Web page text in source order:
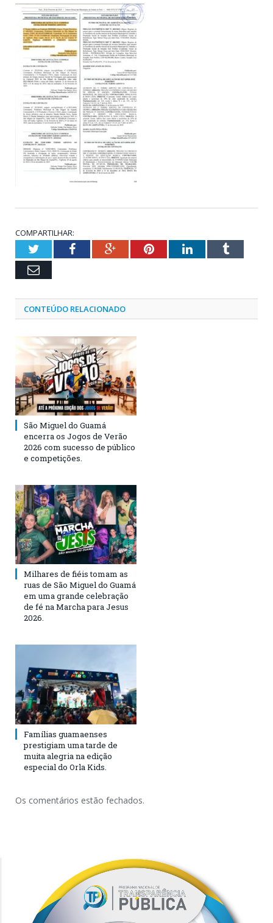
COMPARTILHAR:
TwitterFacebookGoogle+PinterestLinkedInTumblr
Email
CONTEÚDO RELACIONADO
São Miguel do Guamá
encerra os Jogos de Verão
2026 com sucesso de público
e competições.
Milhares de fiéis tomam as
ruas de São Miguel do Guamá
em uma grande celebração
de fé na Marcha para Jesus
2026.
Famílias guamaenses
prestigiam uma tarde de
muita alegria na edição
especial do Orla Kids.
Os comentários estão fechados.